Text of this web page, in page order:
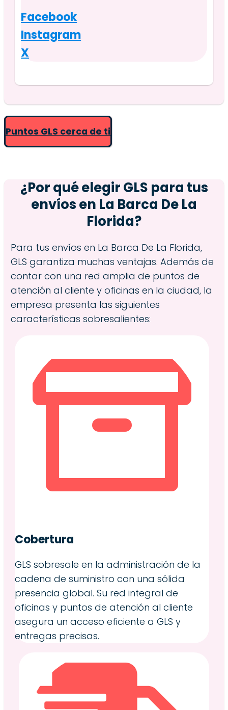
Facebook
Instagram
X
Puntos GLS cerca de ti
¿Por qué elegir GLS para tus
envíos en La Barca De La
Florida?
Para tus envíos en La Barca De La Florida,
GLS garantiza muchas ventajas. Además de
contar con una red amplia de puntos de
atención al cliente y oficinas en la ciudad, la
empresa presenta las siguientes
características sobresalientes:
Cobertura
GLS sobresale en la administración de la
cadena de suministro con una sólida
presencia global. Su red integral de
oficinas y puntos de atención al cliente
asegura un acceso eficiente a GLS y
entregas precisas.